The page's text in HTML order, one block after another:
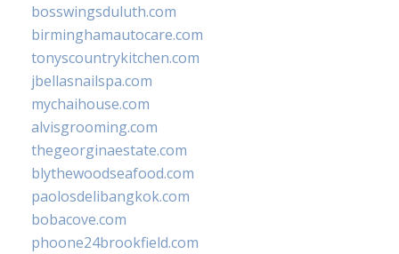
bosswingsduluth.com
birminghamautocare.com
tonyscountrykitchen.com
jbellasnailspa.com
mychaihouse.com
alvisgrooming.com
thegeorginaestate.com
blythewoodseafood.com
paolosdelibangkok.com
bobacove.com
phoone24brookfield.com